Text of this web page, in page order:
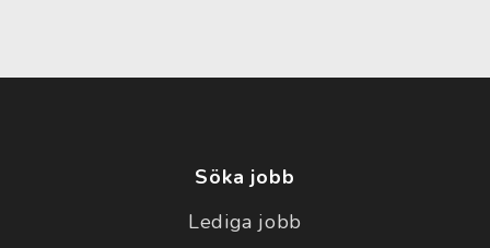
Söka jobb
Lediga jobb